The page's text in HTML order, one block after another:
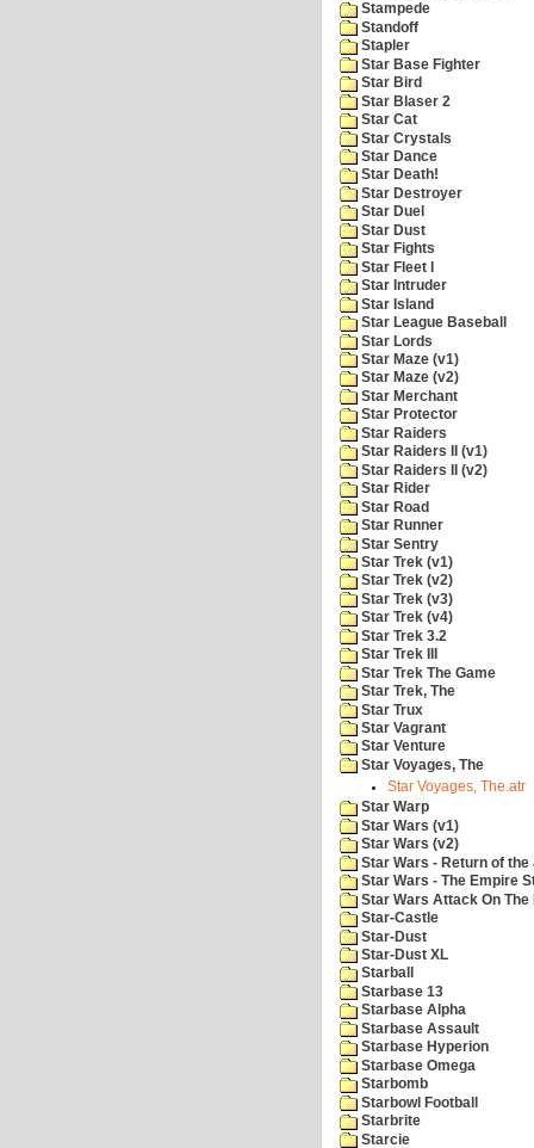
Stampede
Standoff
Stapler
Star Base Fighter
Star Bird
Star Blaser 2
Star Cat
Star Crystals
Star Dance
Star Death!
Star Destroyer
Star Duel
Star Dust
Star Fights
Star Fleet I
Star Intruder
Star Island
Star League Baseball
Star Lords
Star Maze (v1)
Star Maze (v2)
Star Merchant
Star Protector
Star Raiders
Star Raiders II (v1)
Star Raiders II (v2)
Star Rider
Star Road
Star Runner
Star Sentry
Star Trek (v1)
Star Trek (v2)
Star Trek (v3)
Star Trek (v4)
Star Trek 3.2
Star Trek III
Star Trek The Game
Star Trek, The
Star Trux
Star Vagrant
Star Venture
Star Voyages, The
Star Voyages, The.atr
Star Warp
Star Wars (v1)
Star Wars (v2)
Star Wars - Return of
Star Wars - The Empire
Star Wars Attack On The
Star-Castle
Star-Dust
Star-Dust XL
Starball
Starbase 13
Starbase Alpha
Starbase Assault
Starbase Hyperion
Starbase Omega
Starbomb
Starbowl Football
Starbrite
Starcie